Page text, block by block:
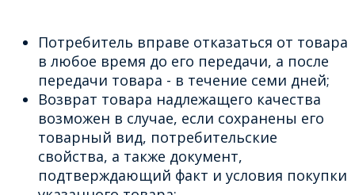
Потребитель вправе отказаться от товара
в любое время до его передачи, а после
передачи товара - в течение семи дней;
Возврат товара надлежащего качества
возможен в случае, если сохранены его
товарный вид, потребительские
свойства, а также документ,
подтверждающий факт и условия покупки